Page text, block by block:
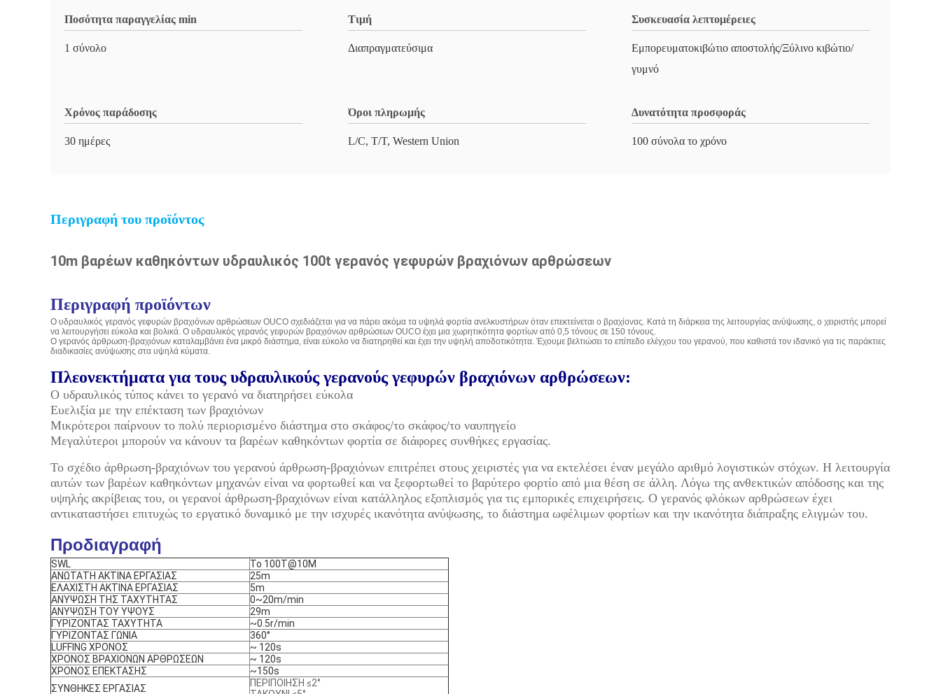
Ποσότητα παραγγελίας min
1 σύνολο
Τιμή
Διαπραγματεύσιμα
Συσκευασία λεπτομέρειες
Εμπορευματοκιβώτιο αποστολής/Ξύλινο κιβώτιο/
γυμνό
Χρόνος παράδοσης
30 ημέρες
Όροι πληρωμής
L/C, T/T, Western Union
Δυνατότητα προσφοράς
100 σύνολα το χρόνο
Περιγραφή του προϊόντος
10m βαρέων καθηκόντων υδραυλικός 100t γερανός γεφυρών βραχιόνων αρθρώσεων
Περιγραφή προϊόντων
Ο υδραυλικός γερανός γεφυρών βραχιόνων αρθρώσεων OUCO σχεδιάζεται για να πάρει ακόμα τα υψηλά φορτία ανελκυστήρων όταν επεκτείνεται ο βραχίονας. Κατά τη διάρκεια της λειτουργίας ανύψωσης, ο χειριστής μπορεί
να λειτουργήσει εύκολα και βολικά. Ο υδραυλικός γερανός γεφυρών βραχιόνων αρθρώσεων OUCO έχει μια χωρητικότητα φορτίων από 0,5 τόνους σε 150 τόνους.
Ο γερανός άρθρωση-βραχιόνων καταλαμβάνει ένα μικρό διάστημα, είναι εύκολο να διατηρηθεί και έχει την υψηλή αποδοτικότητα. Έχουμε βελτιώσει το επίπεδο ελέγχου του γερανού, που καθιστά τον ιδανικό για τις παράκτιες
διαδικασίες ανύψωσης στα υψηλά κύματα.
Πλεονεκτήματα για τους υδραυλικούς γερανούς γεφυρών βραχιόνων αρθρώσεων:
Ο υδραυλικός τύπος κάνει το γερανό να διατηρήσει εύκολα
Ευελιξία με την επέκταση των βραχιόνων
Μικρότεροι παίρνουν το πολύ περιορισμένο διάστημα στο σκάφος/το σκάφος/το ναυπηγείο
Μεγαλύτεροι μπορούν να κάνουν τα βαρέων καθηκόντων φορτία σε διάφορες συνθήκες εργασίας.
Το σχέδιο άρθρωση-βραχιόνων του γερανού άρθρωση-βραχιόνων επιτρέπει στους χειριστές για να εκτελέσει έναν μεγάλο αριθμό λογιστικών στόχων. Η λειτουργία
αυτών των βαρέων καθηκόντων μηχανών είναι να φορτωθεί και να ξεφορτωθεί το βαρύτερο φορτίο από μια θέση σε άλλη. Λόγω της ανθεκτικών απόδοσης και της
υψηλής ακρίβειας του, οι γερανοί άρθρωση-βραχιόνων είναι κατάλληλος εξοπλισμός για τις εμπορικές επιχειρήσεις. Ο γερανός φλόκων αρθρώσεων έχει
αντικαταστήσει επιτυχώς το εργατικό δυναμικό με την ισχυρές ικανότητα ανύψωσης, το διάστημα ωφέλιμων φορτίων και την ικανότητα διάπραξης ελιγμών του.
Προδιαγραφή
SWL
Το 100T@10M
ΑΝΩΤΑΤΗ ΑΚΤΙΝΑ ΕΡΓΑΣΙΑΣ
25m
ΕΛΑΧΙΣΤΗ ΑΚΤΙΝΑ ΕΡΓΑΣΙΑΣ
5m
ΑΝΥΨΩΣΗ ΤΗΣ ΤΑΧΥΤΗΤΑΣ
0~20m/min
ΑΝΥΨΩΣΗ ΤΟΥ ΥΨΟΥΣ
29m
ΓΥΡΙΖΟΝΤΑΣ ΤΑΧΥΤΗΤΑ
~0.5r/min
ΓΥΡΙΖΟΝΤΑΣ ΓΩΝΙΑ
360°
LUFFING ΧΡΟΝΟΣ
~ 120s
ΧΡΟΝΟΣ ΒΡΑΧΙΟΝΩΝ ΑΡΘΡΩΣΕΩΝ
~ 120s
ΧΡΟΝΟΣ ΕΠΕΚΤΑΣΗΣ
~150s
ΣΥΝΘΗΚΕΣ ΕΡΓΑΣΙΑΣ
ΠΕΡΙΠΟΙΗΣΗ ≤2°